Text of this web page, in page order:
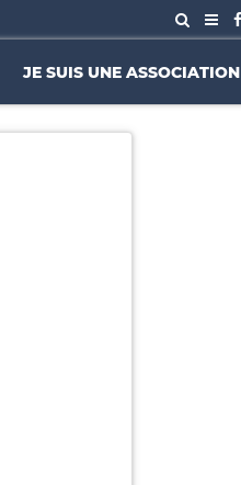
JE SUIS UNE ASSOCIATION